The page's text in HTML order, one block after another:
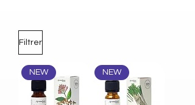
Filtrer
NEW NEW